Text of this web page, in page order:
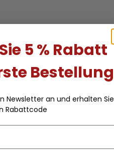
5 % Rabatt
Bestellung
Newsletter an und erhalten Sie
Rabattcode